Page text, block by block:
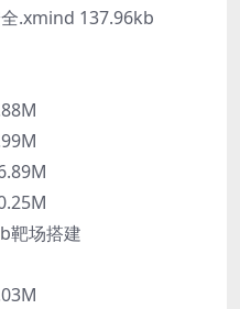
.xmind 137.96kb
靶场搭建